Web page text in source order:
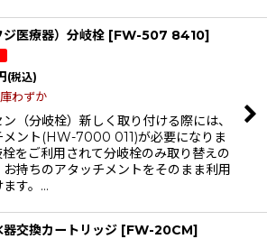
ジ医療器）分岐栓 [FW-507 8410]
(税込)
わずか
（分岐栓）新しく取り付ける際には、
メント(HW-7000 011)が必要になりま
をご利用されて分岐栓のみ取り替えの
持ちのアタッチメントをそのまま利用
ます。…
器交換カートリッジ [FW-20CM]